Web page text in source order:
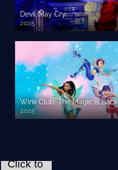
Devil May Cry
2025
Winx Club: The Magic is Back
2025